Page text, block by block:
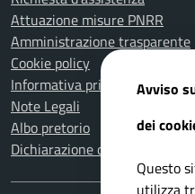
Attuazione misure PNRR
Amministrazione trasparente
Cookie policy
Informativa privacy
Note Legali
Albo pretorio
Dichiarazione di accessibilità
Avviso
dei
Questo
utilizza